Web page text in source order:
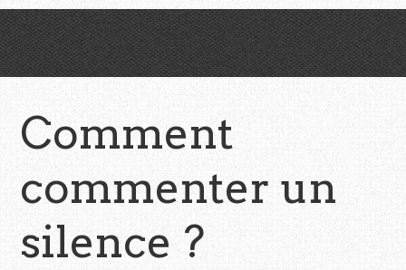
Comment
commenter un
silence ?